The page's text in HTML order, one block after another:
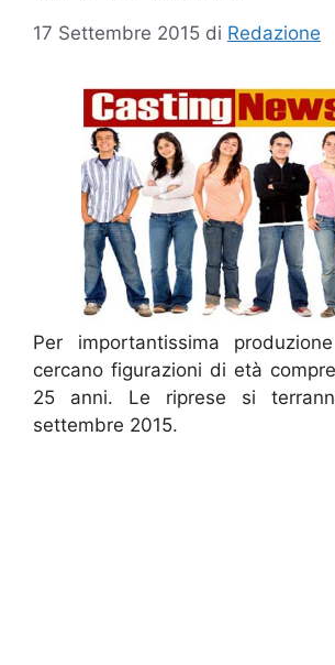
17 Settembre 2015 di Redazione
Per importantissima
cercano figurazioni di età
25 anni. Le riprese si
settembre 2015.